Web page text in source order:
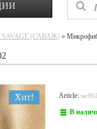
SAVAGE (САВАЖ) »
Хит! Article:
В